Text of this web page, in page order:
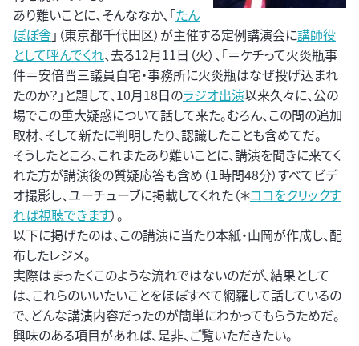
あり難いことに、そんななか、「たん
ぽぽ舎」（東京都千代田区）が主催する定例講演会に講師役
として呼んでくれ、去る12月11日（火）、「＝ケチって火炎瓶事
件＝安倍晋三議員自宅・事務所に火炎瓶はなぜ投げ込まれ
たのか？」と題して、10月18日のラジオ出演以来久々に、公の
場でこの重大疑惑について話して来た。むろん、この間の追加
取材、そして新たに判明したり、認識したことも含めてだ。
そうしたところ、これまたあり難いことに、講演を聞きに来てく
れた方が講演後の質疑応答も含め（１時間48分）すべてビデ
オ撮影し、ユーチューブに掲載してくれた（＊ココをクリックす
れば視聴できます）。
以下に掲げたのは、この講演に当たり本紙・山岡が作成し、配
布したレジメ。
実際はまったくこのような流れではないのだが、結果として
は、これらのいいたいことをほぼすべて網羅して話しているの
で、どんな講演内容だったのが簡単にわかってもらうためだ。
興味のある項目があれば、是非、ご覧いただきたい。